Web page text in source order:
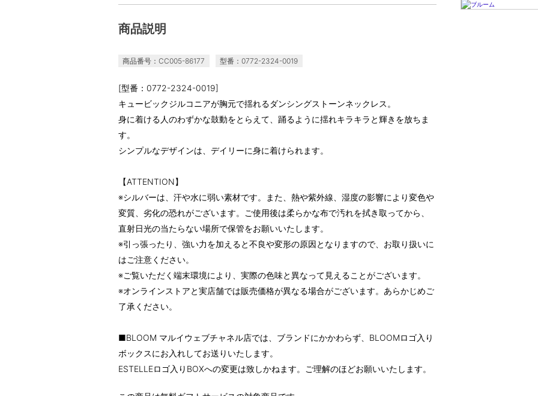
商品説明
商品番号：CC005-86177 型番：0772-2324-0019
[型番：0772-2324-0019]
キュービックジルコニアが胸元で揺れるダンシングストーンネックレス。
身に着ける人のわずかな鼓動をとらえて、踊るように揺れキラキラと輝きを放ちま
す。
シンプルなデザインは、デイリーに身に着けられます。
【ATTENTION】
※シルバーは、汗や水に弱い素材です。また、熱や紫外線、湿度の影響により変色や
変質、劣化の恐れがございます。ご使用後は柔らかな布で汚れを拭き取ってから、
直射日光の当たらない場所で保管をお願いいたします。
※引っ張ったり、強い力を加えると不良や変形の原因となりますので、お取り扱いに
はご注意ください。
※ご覧いただく端末環境により、実際の色味と異なって見えることがございます。
※オンラインストアと実店舗では販売価格が異なる場合がございます。あらかじめご
了承ください。
■BLOOM マルイウェブチャネル店では、ブランドにかかわらず、BLOOMロゴ入り
ボックスにお入れしてお送りいたします。
ESTELLEロゴ入りBOXへの変更は致しかねます。ご理解のほどお願いいたします。